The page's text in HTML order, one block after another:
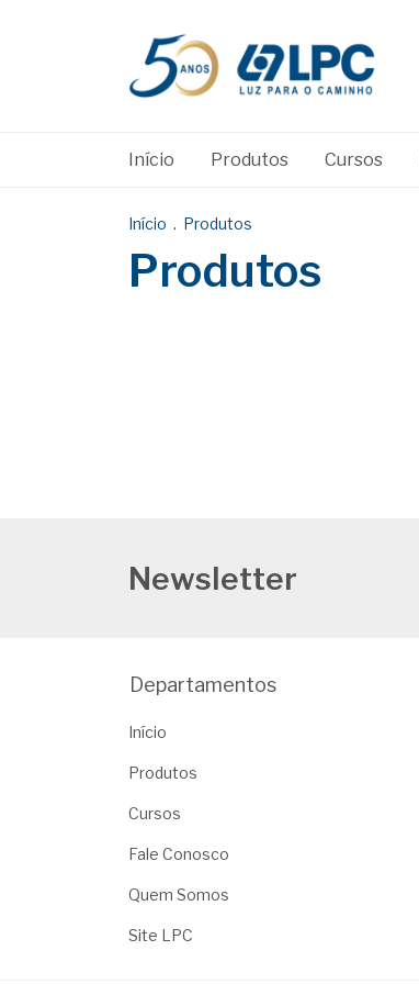
Início Produtos Cursos
Início . Produtos
Produtos
Newsletter
Departamentos
Início
Produtos
Cursos
Fale Conosco
Quem Somos
Site LPC